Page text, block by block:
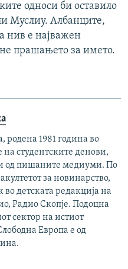
односи би оставило
Муслиу. Албанците,
нив е најважен
прашањето за името.
родена 1981 година во
студентските денови,
од пишаните медиуми. По
за новинарство,
во детската редакција на
Радио Скопје. Подоцна
сектор на истиот
Европа е од